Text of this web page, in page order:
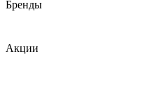
Бренды
Акции